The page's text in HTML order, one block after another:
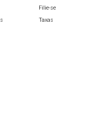
Filie-se
Taxas